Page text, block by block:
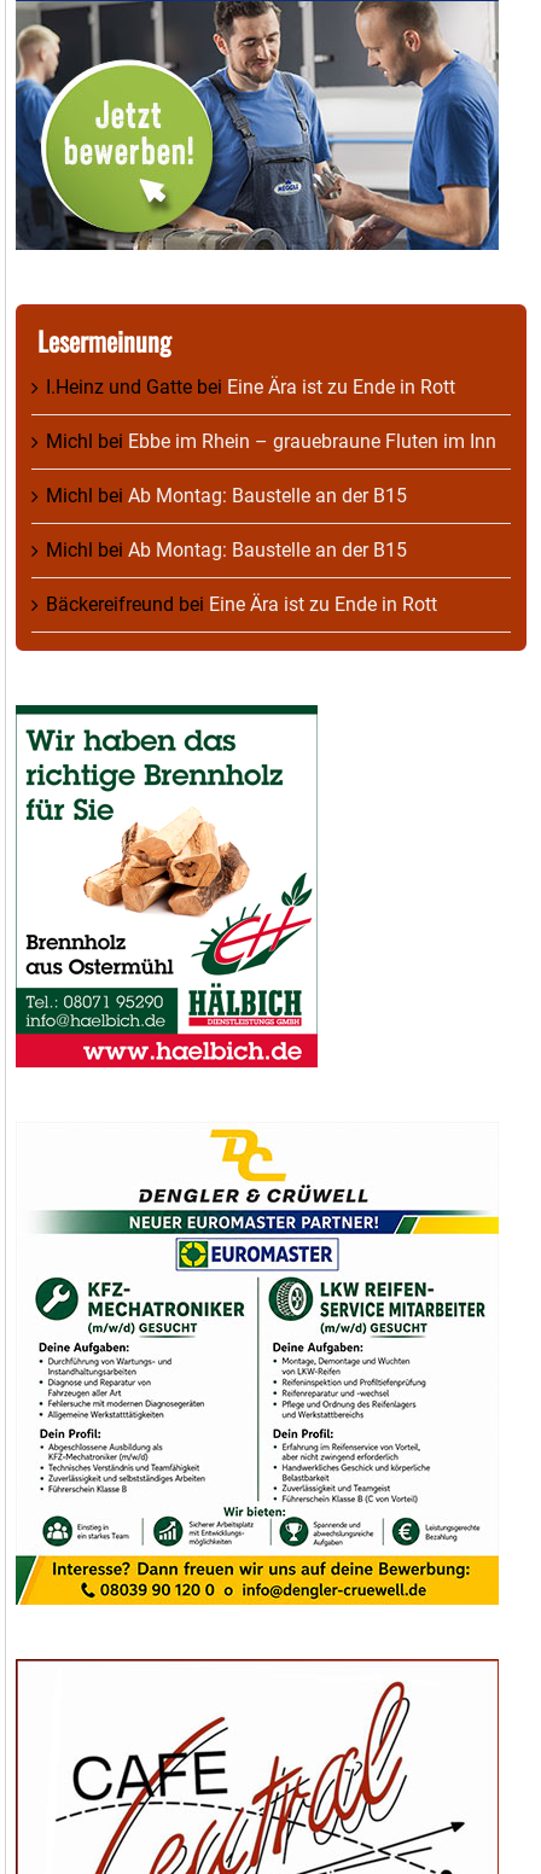
Lesermeinung
I.Heinz und Gatte bei Eine Ära ist zu Ende in Rott
Michl bei Ebbe im Rhein – grauebraune Fluten im Inn
Michl bei Ab Montag: Baustelle an der B15
Michl bei Ab Montag: Baustelle an der B15
Bäckereifreund bei Eine Ära ist zu Ende in Rott